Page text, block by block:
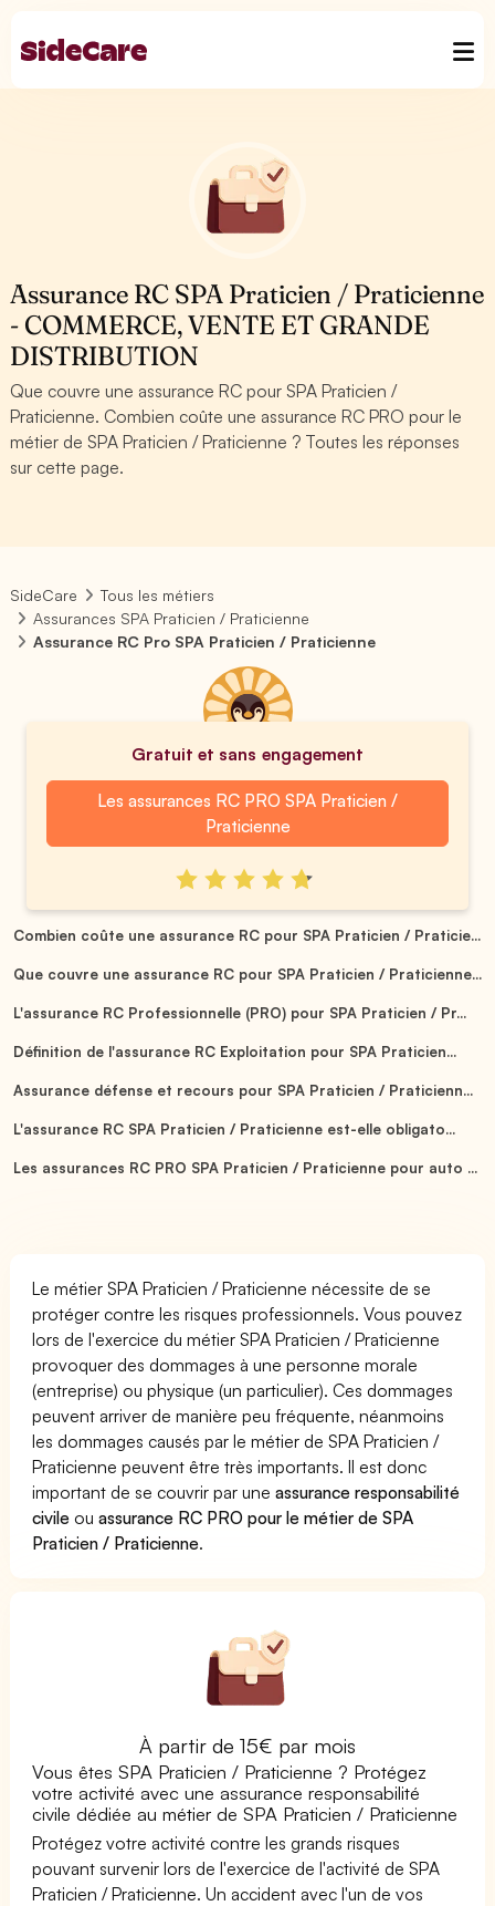
Assurance RC SPA Praticien / Praticienne
- COMMERCE, VENTE ET GRANDE
DISTRIBUTION
Que couvre une assurance RC pour SPA Praticien /
Praticienne. Combien coûte une assurance RC PRO pour le
métier de SPA Praticien / Praticienne ? Toutes les réponses
sur cette page.
SideCare
Tous les métiers
Assurances SPA Praticien / Praticienne
Assurance RC Pro SPA Praticien / Praticienne
Gratuit et sans engagement
Les assurances RC PRO SPA Praticien /
Praticienne
Combien coûte une assurance RC pour SPA Praticien / Praticie...
Que couvre une assurance RC pour SPA Praticien / Praticienne...
L'assurance RC Professionnelle (PRO) pour SPA Praticien / Pr...
Définition de l'assurance RC Exploitation pour SPA Praticien...
Assurance défense et recours pour SPA Praticien / Praticienn...
L'assurance RC SPA Praticien / Praticienne est-elle obligato...
Les assurances RC PRO SPA Praticien / Praticienne pour auto ...
Le métier SPA Praticien / Praticienne nécessite de se
protéger contre les risques professionnels. Vous pouvez
lors de l'exercice du métier SPA Praticien / Praticienne
provoquer des dommages à une personne morale
(entreprise) ou physique (un particulier). Ces dommages
peuvent arriver de manière peu fréquente, néanmoins
les dommages causés par le métier de SPA Praticien /
Praticienne peuvent être très importants. Il est donc
important de se couvrir par uneassurance responsabilité
civile ouassurance RC PRO pour le métier de SPA
Praticien / Praticienne.
À partir de 15€ par mois
Vous êtes SPA Praticien / Praticienne ? Protégez
votre activité avec une assurance responsabilité
civile dédiée au métier de SPA Praticien / Praticienne
Protégez votre activité contre les grands risques
pouvant survenir lors de l'exercice de l'activité de SPA
Praticien / Praticienne. Un accident avec l'un de vos